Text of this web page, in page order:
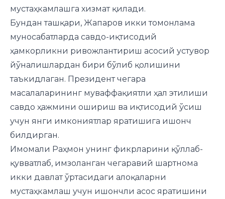
мустаҳкамлашга хизмат қилади.
Бундан ташқари, Жапаров икки томонлама
муносабатларда савдо-иқтисодий
ҳамкорликни ривожлантириш асосий устувор
йўналишлардан бири бўлиб қолишини
таъкидлаган. Президент чегара
масалаларининг муваффақиятли ҳал этилиши
савдо ҳажмини ошириш ва иқтисодий ўсиш
учун янги имкониятлар яратишига ишонч
билдирган.
Имомали Раҳмон унинг фикрларини қўллаб-
қувватлаб, имзоланган чегаравий шартнома
икки давлат ўртасидаги алоқаларни
мустаҳкамлаш учун ишончли асос яратишини